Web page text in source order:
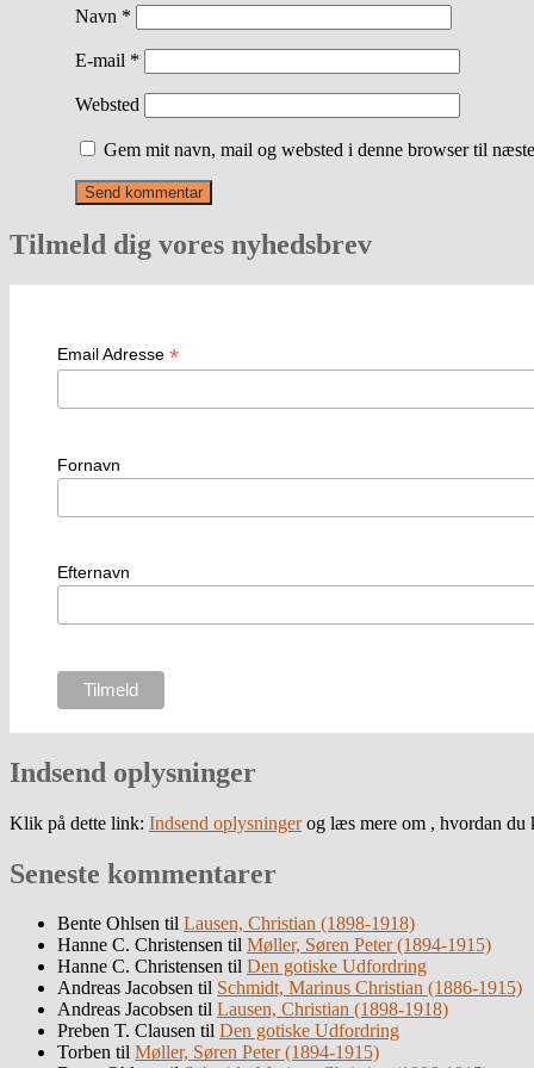
Navn *
E-mail *
Websted
Gem mit navn, mail og websted i denne browser til
Tilmeld dig vores nyhedsbrev
Email Adresse *
Fornavn
Efternavn
Indsend oplysninger
Klik på dette link: Indsend oplysningerog læs mere om , hvordan du
Seneste kommentarer
Bente Ohlsen til Lausen, Christian (1898-1918)
Hanne C. Christensen til Møller, Søren Peter (1894-1915)
Hanne C. Christensen til Den gotiske Udfordring
Andreas Jacobsen til Schmidt, Marinus Christian (1886-1915)
Andreas Jacobsen til Lausen, Christian (1898-1918)
Preben T. Clausen til Den gotiske Udfordring
Torben til Møller, Søren Peter (1894-1915)